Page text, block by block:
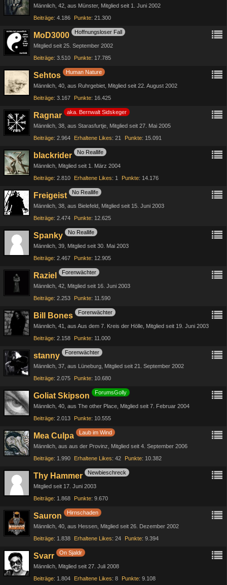
Männlich 42 aus Münster Mitglied seit 1. Juni 2002
Beiträge 4.186 Punkte 21.300
MoD3000 Hoffnungsloser Fall
Mitglied seit 25. September 2002
Beiträge 3.510 Punkte 17.785
Sehtos Human Nature
Männlich 40 aus Ruhrgebiet Mitglied seit 22. August 2002
Beiträge 3.167 Punkte 16.425
Ragnar aka. Bernwalt Sidskeger
Männlich 38 aus Starasfurtje Mitglied seit 27. Mai 2005
Beiträge 2.964 Erhaltene Likes 21 Punkte 15.091
blackrider No Reallife
Männlich Mitglied seit 1. März 2004
Beiträge 2.810 Erhaltene Likes 1 Punkte 14.176
Freigeist No Reallife
Männlich 38 aus Bielefeld Mitglied seit 15. Juni 2003
Beiträge 2.474 Punkte 12.625
Spanky No Reallife
Männlich 39 Mitglied seit 30. Mai 2003
Beiträge 2.467 Punkte 12.905
Raziel Forenwächter
Männlich 42 Mitglied seit 16. Juni 2003
Beiträge 2.253 Punkte 11.590
Bill Bones Forenwächter
Männlich 41 aus Aus dem 7. Kreis der Hölle Mitglied seit 19. Juni 2003
Beiträge 2.158 Punkte 11.000
stanny Forenwächter
Männlich 37 aus Lüneburg Mitglied seit 21. September 2002
Beiträge 2.075 Punkte 10.680
Goliat Skipson ForumsGolly
Männlich 40 aus The other Place Mitglied seit 7. Februar 2004
Beiträge 2.013 Punkte 10.555
Mea Culpa Laub im Wind
Männlich aus aus der Provinz
Mitglied seit 4. September 2006
Beiträge 1.990 Erhaltene Likes 42 Punkte 10.382
Thy Hammer Newbieschreck
Mitglied seit 17. Juni 2003
Beiträge 1.868 Punkte 9.670
Sauron Hirnschaden
Männlich 40 aus Hessen Mitglied seit 26. Dezember 2002
Beiträge 1.838 Erhaltene Likes 24 Punkte 9.394
Svarr On Sjaldr
Männlich Mitglied seit 27. Juli 2008
Beiträge 1.804 Erhaltene Likes 8 Punkte 9.108